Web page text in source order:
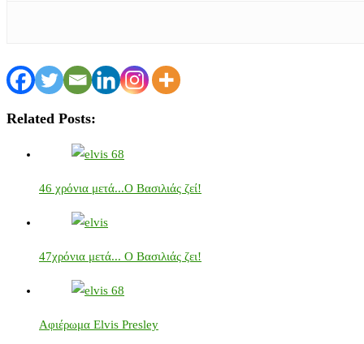
Related Posts:
46 χρόνια μετά...Ο Βασιλιάς ζεί!
47χρόνια μετά... Ο Βασιλιάς ζει!
Αφιέρωμα Elvis Presley